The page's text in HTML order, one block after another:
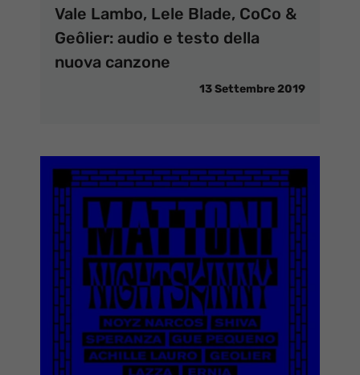
Vale Lambo, Lele Blade, CoCo &
Geôlier: audio e testo della
nuova canzone
13 Settembre 2019